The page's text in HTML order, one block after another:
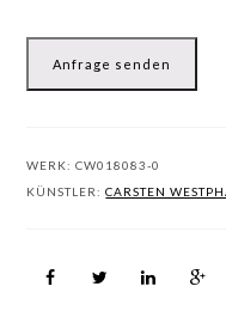
Anfrage senden
WERK:CW018083-0
KÜNSTLER:CARSTEN